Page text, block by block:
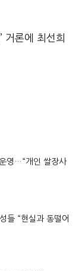
거론에 최선희
영…“개인 쌀장사
들 “현실과 동떨어